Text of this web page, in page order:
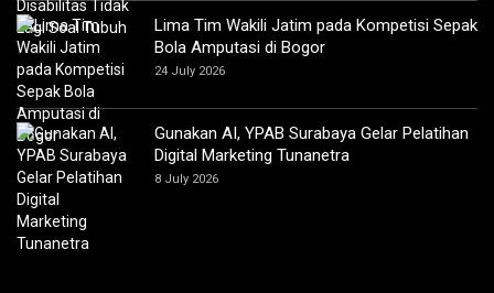
Lima Tim Wakili Jatim pada Kompetisi Sepak
Bola Amputasi di Bogor
24 July 2026
Gunakan AI, YPAB Surabaya Gelar Pelatihan
Digital Marketing Tunanetra
8 July 2026